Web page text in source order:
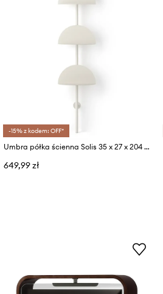
-15% z kodem: OFF*
Umbra półka ścienna Solis 35 x 27 x 204 cm
649,99 zł